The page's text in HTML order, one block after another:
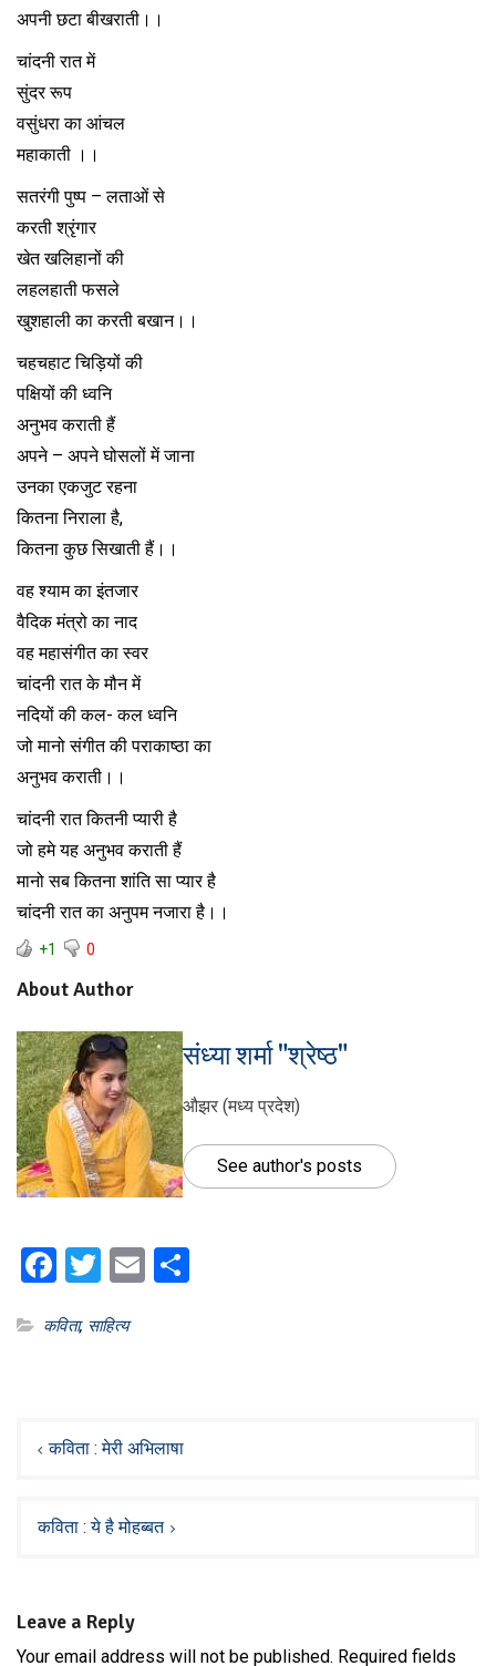
अपनी छटा बीखराती।।
चांदनी रात में
सुंदर रूप
वसुंधरा का आंचल
महाकाती ।।
सतरंगी पुष्प – लताओं से
करती श्रृंगार
खेत खलिहानों की
लहलहाती फसले
खुशहाली का करती बखान।।
चहचहाट चिड़ियों की
पक्षियों की ध्वनि
अनुभव कराती हैं
अपने – अपने घोसलों में जाना
उनका एकजुट रहना
कितना निराला है,
कितना कुछ सिखाती हैं।।
वह श्याम का इंतजार
वैदिक मंत्रो का नाद
वह महासंगीत का स्वर
चांदनी रात के मौन में
नदियों की कल- कल ध्वनि
जो मानो संगीत की पराकाष्ठा का
अनुभव कराती।।
चांदनी रात कितनी प्यारी है
जो हमे यह अनुभव कराती हैं
मानो सब कितना शांति सा प्यार है
चांदनी रात का अनुपम नजारा है।।
+1 0
About Author
संध्या शर्मा "श्रेष्ठ"
औझर (मध्य प्रदेश)
See author's posts
Facebook
Twitter
Email
कविता, साहित्य
navigation
कविता : मेरी अभिलाषा
कविता : ये है मोहब्बत
Leave a Reply
Your email address will not be published. Required fields